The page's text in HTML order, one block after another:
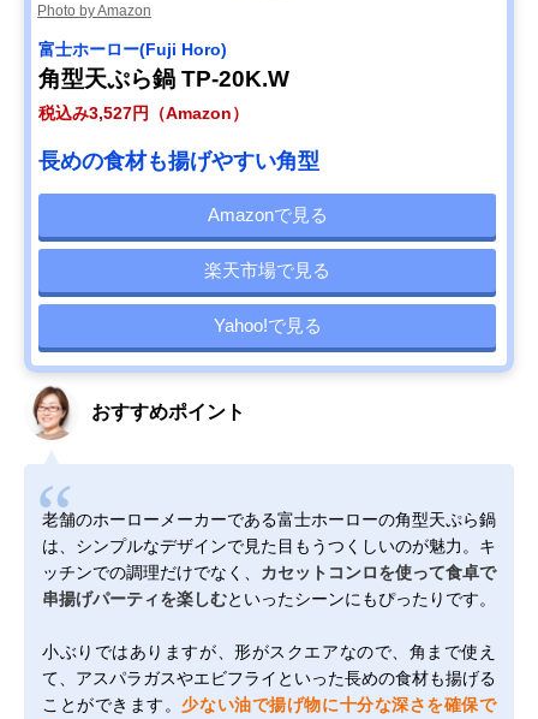
Photo by Amazon
‎富士ホーロー(Fuji Horo)
角型天ぷら鍋 TP-20K.W
税込み3,527円（Amazon）
長めの食材も揚げやすい角型
Amazonで見る
楽天市場で見る
Yahoo!で見る
おすすめポイント
老舗のホーローメーカーである富士ホーローの角型天ぷら鍋
は、シンプルなデザインで見た目もうつくしいのが魅力。キ
ッチンでの調理だけでなく、 カセットコンロを使って食卓で
串揚げパーティを楽しむといったシーンにもぴったりです。
小ぶりではありますが、形がスクエアなので、角まで使え
て、アスパラガスやエビフライといった長めの食材も揚げる
ことができます。少ない油で揚げ物に十分な深さを確保で